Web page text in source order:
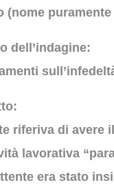
(nome
dell’indagine:
riferiva di avere
lavorativa
era stato